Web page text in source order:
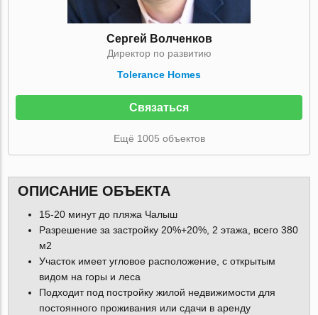
Сергей Волченков
Директор по развитию
Tolerance Homes
Связаться
Ещё 1005 объектов
ОПИСАНИЕ ОБЪЕКТА
15-20 минут до пляжа Чалыш
Разрешение за застройку 20%+20%, 2 этажа, всего 380
м2
Участок имеет угловое расположение, с открытым
видом на горы и леса
Подходит под постройку жилой недвижимости для
постоянного проживания или сдачи в аренду